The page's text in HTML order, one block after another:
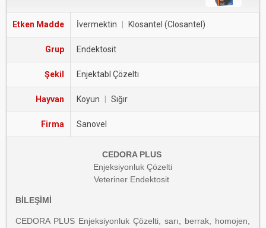
Etken Madde İvermektin Klosantel (Closantel)
Grup Endektosit
Şekil Enjektabl Çözelti
Hayvan Koyun Sığır
Firma Sanovel
CEDORA PLUS
Enjeksiyonluk Çözelti
Veteriner Endektosit
BİLEŞİMİ
CEDORA PLUS Enjeksiyonluk Çözelti, sarı, berrak, homojen,